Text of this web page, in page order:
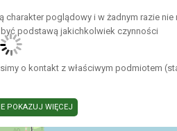
charakter poglądowy i w żadnym razie nie
podstawą jakichkolwiek czynności
o kontakt z właściwym podmiotem